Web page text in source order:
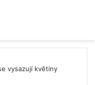
vysazují květiny